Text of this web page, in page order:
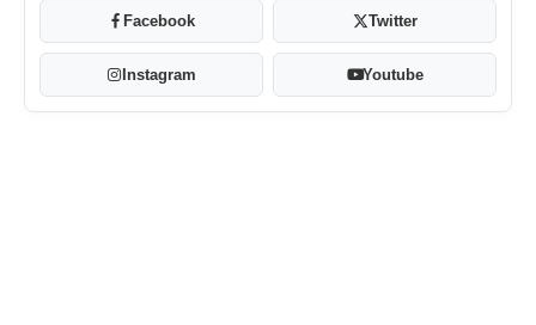
Facebook Twitter
Instagram Youtube